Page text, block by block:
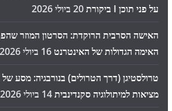
על פני תוכן I ביקורת
20 ביולי 2026
האישה הסרבית הרוקדת: הסרטון המוזר
האימה הגדולות של האינטרנט16 ביולי 2026
מציאות למיתולוגיה סקנדינבית14 ביולי 2026